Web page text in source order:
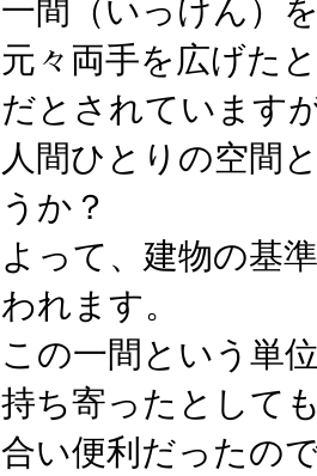
一間（いっけん）
元々両手を広げた
だとされています
人間ひとりの空間
うか？
よって、建物の基
われます。
この一間という単
持ち寄ったとして
合い便利だったの